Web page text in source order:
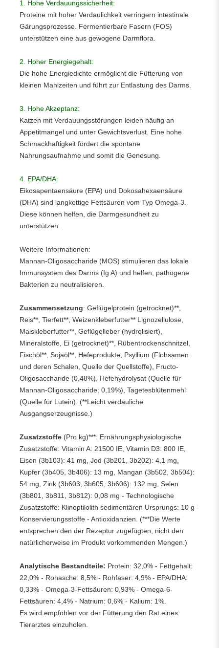
1. Hohe Verdauungssicherheit:
Proteine mit hoher Verdaulichkeit verringern intestinale
Gärungsprozesse. Fermentierbare Fasern (FOS)
unterstützen eine aus gewogene Darmflora.
2. Hoher Energiegehalt:
Die hohe Energiedichte ermöglicht die Fütterung von
kleinen Mahlzeiten und führt zur Entlastung des Darms.
3. Hohe Akzeptanz:
Katzen mit Verdauungsstörungen leiden häufig an
Appetitmangel und unter Gewichtsverlust. Eine hohe
Schmackhaftigkeit fördert die spontane
Nahrungsaufnahme und somit die Genesung.
4. EPA/DHA:
Eikosapentaensäure (EPA) und Dokosahexaensäure
(DHA) sind langkettige Fettsäuren vom Typ Omega-3.
Diese können helfen, die Darmgesundheit zu
unterstützen.
Weitere Informationen:
Mannan-Oligosaccharide (MOS) stimulieren das lokale
Immunsystem des Darms (Ig A) und helfen, pathogene
Bakterien zu neutralisieren.
Zusammensetzung: Geflügelprotein (getrocknet)**,
Reis**, Tierfett**, Weizenkleberfutter** Lignozellulose,
Maiskleberfutter**, Geflügelleber (hydrolisiert),
Mineralstoffe, Ei (getrocknet)**, Rübentrockenschnitzel,
Fischöl**, Sojaöl**, Hefeprodukte, Psyllium (Flohsamen
und deren Schalen, Quelle der Quellstoffe), Fructo-
Oligosaccharide (0,48%), Hefehydrolysat (Quelle für
Mannan-Oligosaccharide; 0,19%), Tagetesblütenmehl
(Quelle für Lutein). (**Leicht verdauliche
Ausgangserzeugnisse.)
Zusatzstoffe (Pro kg)***: Ernährungsphysiologische
Zusatzstoffe: Vitamin A: 21500 IE, Vitamin D3: 800 IE,
Eisen (3b103): 41 mg, Jod (3b201, 3b202): 4,1 mg,
Kupfer (3b405, 3b406): 13 mg, Mangan (3b502, 3b504):
54 mg, Zink (3b603, 3b605, 3b606): 132 mg, Selen
(3b801, 3b811, 3b812): 0,08 mg - Technologische
Zusatzstoffe: Klinoptilolith sedimentären Ursprungs: 10 g -
Konservierungsstoffe - Antioxidanzien. (***Die Werte
entsprechen den der Rezeptur zugefügten, nicht den
natürlicherweise im Produkt vorkommenden Mengen.)
Analytische Bestandteile: Protein: 32,0% - Fettgehalt:
22,0% - Rohasche: 8,5% - Rohfaser: 4,9% - EPA/DHA:
0,33% - Omega-3-Fettsäuren: 0,93% - Omega-6-
Fettsäuren: 4,4% - Natrium: 0,6% - Kalium: 1%.
Es wird empfohlen vor der Fütterung den Rat eines
Tierarztes einzuholen.